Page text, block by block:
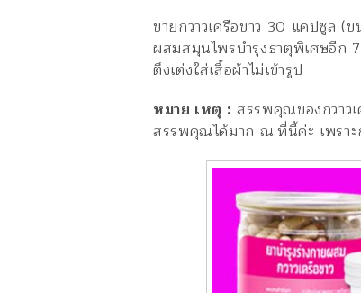
ขายกวาวเครือขาว 30 แคปซูล
ผสมสมุนไพรบำรุงธาตุพิเศษอีก
ตึงเต่งใส่เสื้อผ้าไม่เข้ารูป
หมาย เหตุ : สรรพคุณของกวาวเ
สรรพคุณได้มาก ณ.ที่นี้ค่ะ เพรา